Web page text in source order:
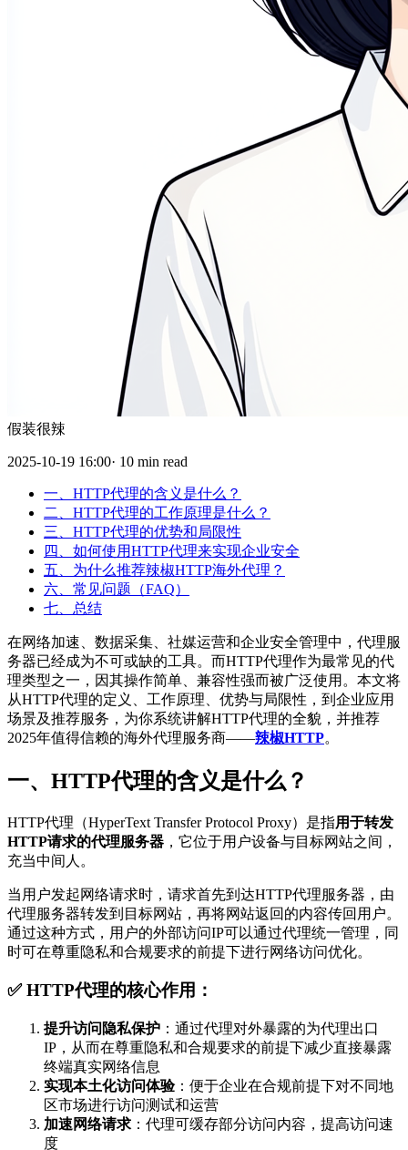
假装很辣
2025-10-19 16:00· 10 min read
一、HTTP代理的含义是什么？
二、HTTP代理的工作原理是什么？
三、HTTP代理的优势和局限性
四、如何使用HTTP代理来实现企业安全
五、为什么推荐辣椒HTTP海外代理？
六、常见问题（FAQ）
七、总结
在网络加速、数据采集、社媒运营和企业安全管理中，代理服
务器已经成为不可或缺的工具。而HTTP代理作为最常见的代
理类型之一，因其操作简单、兼容性强而被广泛使用。本文将
从HTTP代理的定义、工作原理、优势与局限性，到企业应用
场景及推荐服务，为你系统讲解HTTP代理的全貌，并推荐
2025年值得信赖的海外代理服务商——辣椒HTTP。
一、HTTP代理的含义是什么？
HTTP代理（HyperText Transfer Protocol Proxy）是指用于转发
HTTP请求的代理服务器 ，它位于用户设备与目标网站之间，
充当中间人。
当用户发起网络请求时，请求首先到达HTTP代理服务器，由
代理服务器转发到目标网站，再将网站返回的内容传回用户。
通过这种方式，用户的外部访问IP可以通过代理统一管理，同
时可在尊重隐私和合规要求的前提下进行网络访问优化。
✅ HTTP代理的核心作用：
提升访问隐私保护 ：通过代理对外暴露的为代理出口
IP，从而在尊重隐私和合规要求的前提下减少直接暴露
终端真实网络信息
实现本土化访问体验：便于企业在合规前提下对不同地
区市场进行访问测试和运营
加速网络请求 ：代理可缓存部分访问内容，提高访问速
度